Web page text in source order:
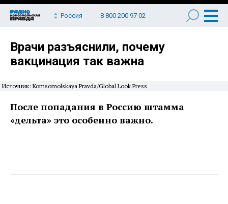
Россия 8 800 200 97 02
Врачи разъяснили, почему
вакцинация так важна
Источник: Komsomolskaya Pravda/Global Look Press
После попадания в Россию штамма
«дельта» это особенно важно.